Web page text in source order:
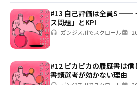
#13 自己評価は全員S ──
ス問題」とKPI
ガンジス川でスクロール
#12 ピカピカの履歴書は
書類選考が効かない理由